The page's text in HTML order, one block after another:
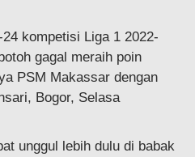
kompetisi Liga 1 2022-
gagal meraih poin
PSM Makassar dengan
Bogor, Selasa
unggul lebih dulu di babak